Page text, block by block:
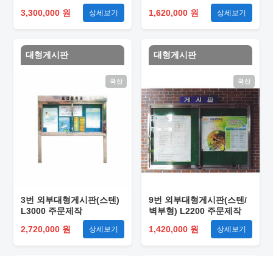
3,300,000 원
상세보기
1,620,000 원
상세보기
대형게시판
국산
3번 외부대형게시판(스텐)
L3000 주문제작
2,720,000 원
상세보기
대형게시판
국산
9번 외부대형게시판(스텐/
벽부형) L2200 주문제작
1,420,000 원
상세보기